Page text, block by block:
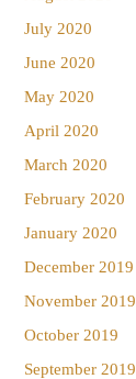
July 2020
June 2020
May 2020
April 2020
March 2020
February 2020
January 2020
December 2019
November 2019
October 2019
September 2019